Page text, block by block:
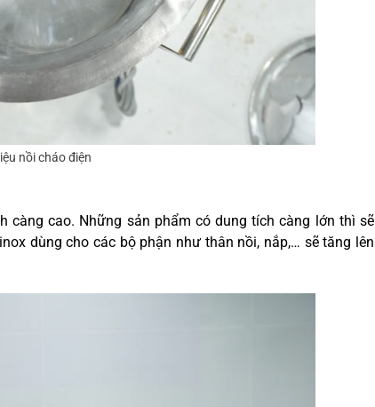
nồi cháo điện
càng cao. Những sản phẩm có dung tích càng lớn thì sẽ
dùng cho các bộ phận như thân nồi, nắp,… sẽ tăng lên